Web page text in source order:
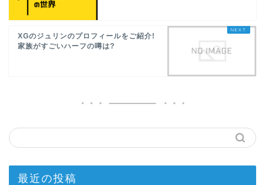
XGのジュリンのプロフィールをご紹介!
家族がすごいハーフの噂は?
最近の投稿